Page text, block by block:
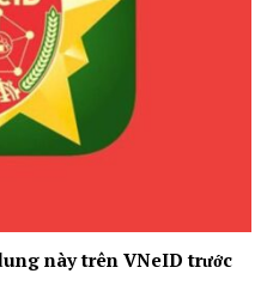
này trên VNeID trước